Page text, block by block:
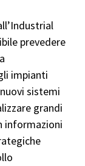
prevedere
impianti
sistemi
grandi
informazioni